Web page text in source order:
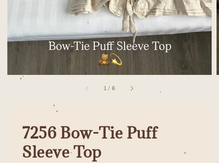
1 / 6
7256 Bow-Tie Puff
Sleeve Top